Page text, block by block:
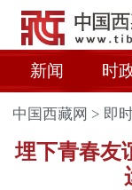
新闻 时
中国西藏网 > 即
埋下青春友